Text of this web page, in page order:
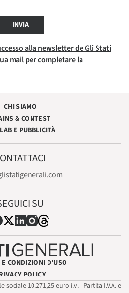
INVIA
alla newsletter de Gli Stati
mail per completare la
CHI SIAMO
& CONTEST
E PUBBLICITÀ
SU
CONDIZIONI D’USO
POLICY
sociale 10.271,25 euro i.v. - Partita I.V.A. e